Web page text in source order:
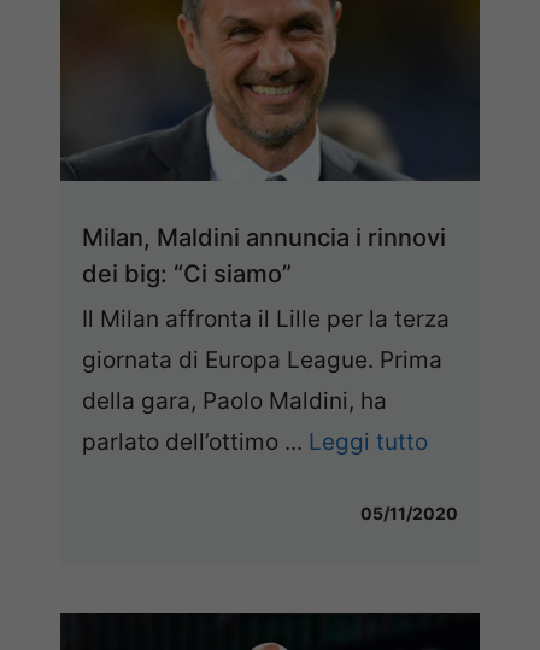
Milan, Maldini annuncia i rinnovi
dei big: “Ci siamo”
Il Milan affronta il Lille per la terza
giornata di Europa League. Prima
della gara, Paolo Maldini, ha
parlato dell’ottimo ... Leggi tutto
05/11/2020